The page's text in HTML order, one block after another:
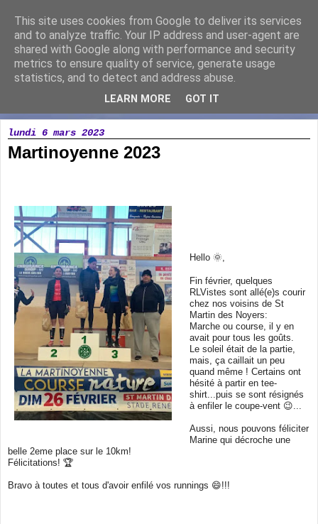
Running Loisir Vicomtais
Association de course à pied à la Chaize le Vicomte
lundi 6 mars 2023
Martinoyenne 2023
Hello 🌞,
Fin février, quelques
RLVistes sont allé(e)s courir
chez nos voisins de St
Martin des Noyers:
Marche ou course, il y en
avait pour tous les goûts.
Le soleil était de la partie,
mais, ça caillait un peu
quand même ! Certains ont
hésité à partir en tee-
shirt...puis se sont résignés
à enfiler le coupe-vent 😉...
Aussi, nous pouvons féliciter
Marine qui décroche une
belle 2eme place sur le 10km!
Félicitations! 🏆
Bravo à toutes et tous d'avoir enfilé vos runnings 😄!!!
This site uses cookies from Google to deliver its services
and to analyze traffic. Your IP address and user-agent are
shared with Google along with performance and security
metrics to ensure quality of service, generate usage
statistics, and to detect and address abuse.
LEARN MORE GOT IT